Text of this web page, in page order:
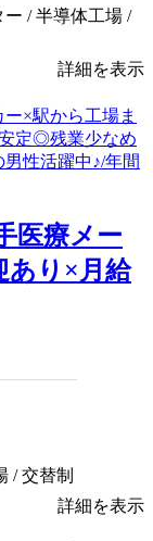
/ 半導体工場 /
詳細を表示
医療メー
あり×月給
/ 交替制
詳細を表示